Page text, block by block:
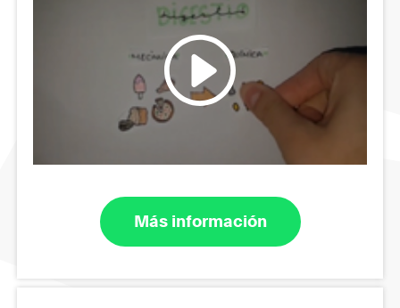
Más información